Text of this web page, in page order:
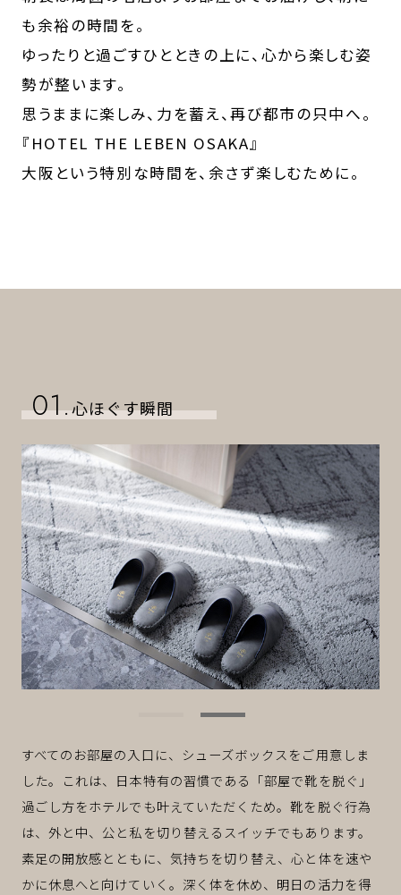
も余裕の時間を。
ゆったりと過ごすひとときの上に、心から楽しむ姿
勢が整います。
思うままに楽しみ、力を蓄え、再び都市の只中へ。
『HOTEL THE LEBEN OSAKA』
大阪という特別な時間を、余さず楽しむために。
01.心ほぐす瞬間
すべてのお部屋の入口に、シューズボックスをご用意しま
した。これは、日本特有の習慣である「部屋で靴を脱ぐ」
過ごし方をホテルでも叶えていただくため。靴を脱ぐ行為
は、外と中、公と私を切り替えるスイッチでもあります。
素足の開放感とともに、気持ちを切り替え、心と体を速や
かに休息へと向けていく。深く体を休め、明日の活力を得